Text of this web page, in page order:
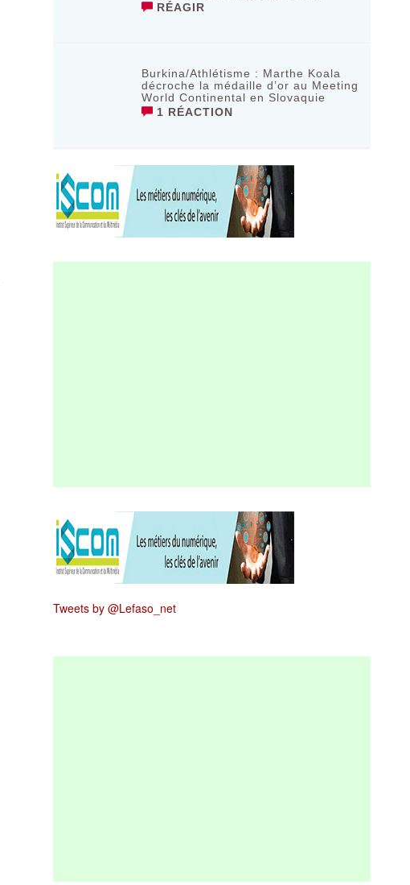
RÉAGIR
Burkina/Athlétisme : Marthe Koala
décroche la médaille d’or au Meeting
World Continental en Slovaquie ‎
1 RÉACTION
Tweets by @Lefaso_net